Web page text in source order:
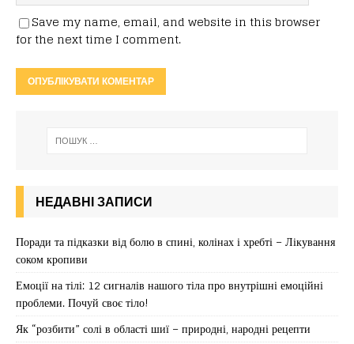
Save my name, email, and website in this browser
for the next time I comment.
НЕДАВНІ ЗАПИСИ
Поради та підказки від болю в спині, колінах і хребті – Лікування
соком кропиви
Емоції на тілі: 12 сигналів нашого тіла про внутрішні емоційні
проблеми. Почуй своє тіло!
Як “розбити” солі в області шиї – природні, народні рецепти